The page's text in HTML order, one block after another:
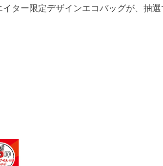
ター限定デザインエコバッグが、抽選